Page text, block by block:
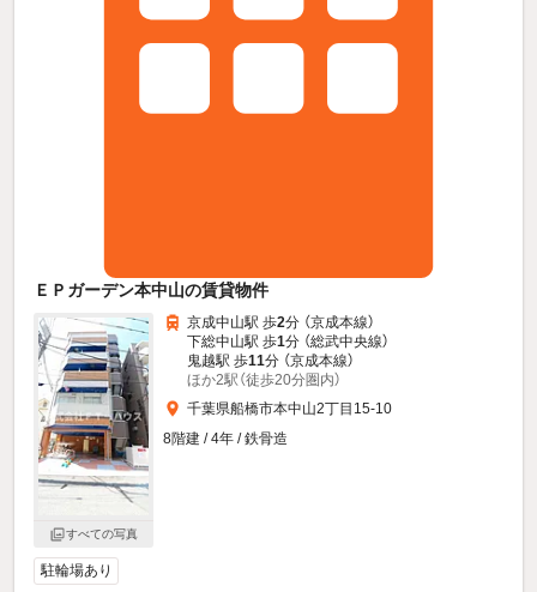
ＥＰガーデン本中山の賃貸物件
すべての写真
京成中山駅 歩2分 （京成本線）
下総中山駅 歩1分 （総武中央線）
鬼越駅 歩11分 （京成本線）
ほか2駅（徒歩20分圏内）
千葉県船橋市本中山2丁目15-10
8階建 / 4年 / 鉄骨造
駐輪場あり